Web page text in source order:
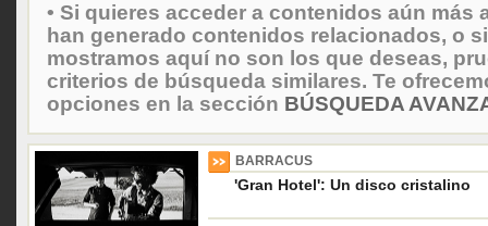
• Si quieres acceder a contenidos aún más
han generado contenidos relacionados, o
mostramos aquí no son los que deseas,
criterios de búsqueda similares. Te
opciones en la sección BÚSQUEDA
BARRACUS
'Gran Hotel': Un disco cristalino